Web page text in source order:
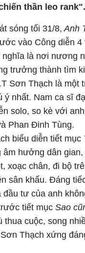
thần leo rank".
sóng tối 31/8, Anh
vào Công diễn 4
nghĩa là nơi nương
trưởng thành tìm
Sơn Thạch là một
ý nhất. Nam ca sĩ
solo, so kè với anh
Phan Đinh Tùng.
biểu diễn tiết mục
âm hưởng dân
xoạc chân, đi bộ
sân khấu. Đáng
đầu tư của anh
tiết mục Sao
thua cuộc, song
Thạch xứng